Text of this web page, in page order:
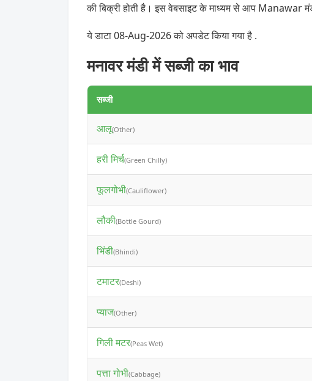
की बिक्री होती है। इस वेबसाइट के माध्यम से आप
ये डाटा 08-Aug-2026 को अपडेट किया गया है .
मनावर मंडी में सब्जी का भाव
सब्जी
आलू(Other)
हरी मिर्च(Green Chilly)
फूलगोभी(Cauliflower)
लौकी(Bottle Gourd)
भिंडी(Bhindi)
टमाटर(Deshi)
प्याज(Other)
गिली मटर(Peas Wet)
पत्ता गोभी(Cabbage)